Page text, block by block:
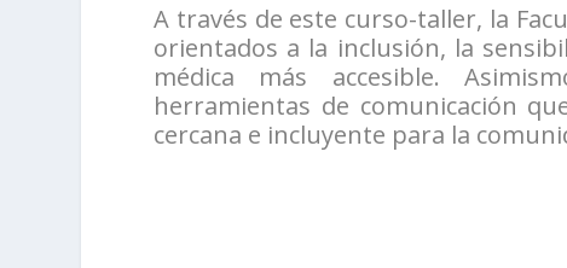
A través de este curso-taller, la
orientados a la inclusión, la
médica más accesible.
herramientas de comunicación
cercana e incluyente para la